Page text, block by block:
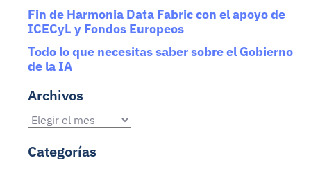
Fin de Harmonia Data Fabric con el apoyo de
ICECyL y Fondos Europeos
Todo lo que necesitas saber sobre el Gobierno
de la IA
Archivos
Categorías